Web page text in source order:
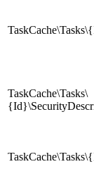
TaskCache\Tasks\